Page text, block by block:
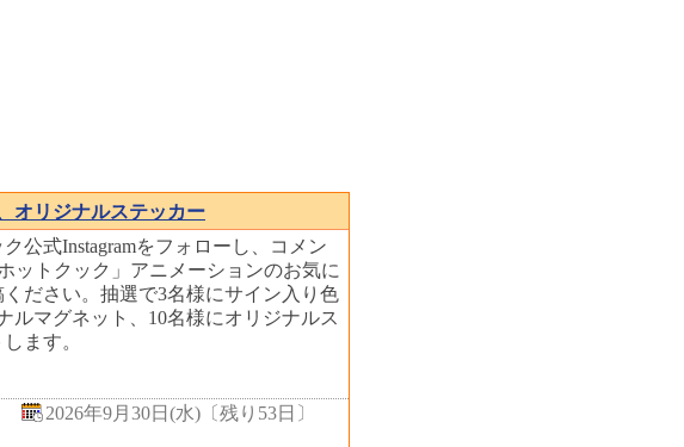
オリジナルステッカー
公式Instagramをフォローし、コメン
ットクック」アニメーションのお気に
ださい。抽選で3名様にサイン入り色
ルマグネット、10名様にオリジナルス
ます。
2026年9月30日(水) 〔残り53日 〕